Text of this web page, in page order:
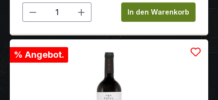
Produkt Anzahl: Gib denIn den Warenkorb
% Angebot.